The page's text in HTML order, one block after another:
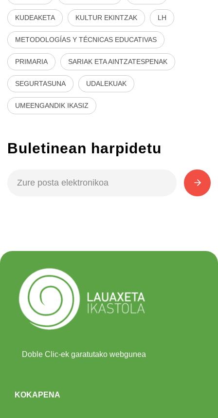
KUDEAKETA KULTUR EKINTZAK LH
METODOLOGÍAS Y TÉCNICAS EDUCATIVAS
PRIMARIA SARIAK ETA AINTZATESPENAK
SEGURTASUNA UDALEKUAK
UMEENGANDIK IKASIZ
Buletinean harpidetu
Doble Clic-ek garatutako webgunea
KOKAPENA